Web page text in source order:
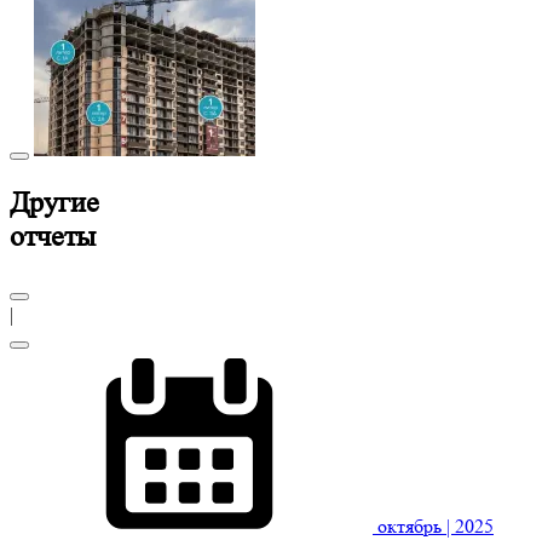
Другие
отчеты
|
октябрь | 2025